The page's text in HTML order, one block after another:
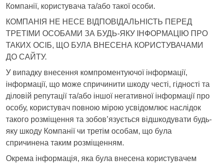
Компанії, користувача та/або такої особи.
КОМПАНІЯ НЕ НЕСЕ ВІДПОВІДАЛЬНІСТЬ ПЕРЕД
ТРЕТІМИ ОСОБАМИ ЗА БУДЬ-ЯКУ ІНФОРМАЦІЮ ПРО
ТАКИХ ОСІБ, ЩО БУЛА ВНЕСЕНА КОРИСТУВАЧАМИ
ДО САЙТУ.
У випадку внесення компроментуючої інформації,
інформації, що може спричинити шкоду честі, гідності та
діловій репутації та/або іншої негативної інформації про
особу, користувач повною мірою усвідомлює наслідок
такого розміщення та зобов’язується відшкодувати будь-
яку шкоду Компанії чи третім особам, що була
спричинена таким розміщенням.
Окрема інформація, яка була внесена користувачем